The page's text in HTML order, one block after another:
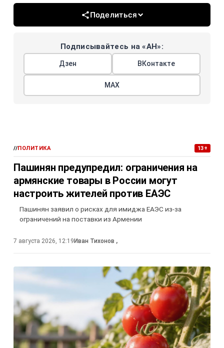
Поделиться
Подписывайтесь на «АН»:
Дзен ВКонтакте
МАХ
//ПОЛИТИКА 13+
Пашинян предупредил: ограничения на
армянские товары в России могут
настроить жителей против ЕАЭС
Пашинян заявил о рисках для имиджа ЕАЭС из-за
ограничений на поставки из Армении
7 августа 2026, 12:19 Иван Тихонов ,